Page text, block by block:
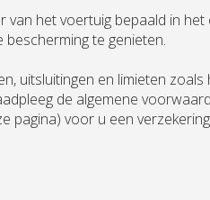
van het voertuig bepaald in
bescherming te genieten.
uitsluitingen en limieten
de algemene
pagina) voor u een